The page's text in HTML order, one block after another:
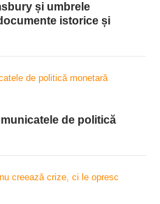
și umbrele
istorice și
de politică